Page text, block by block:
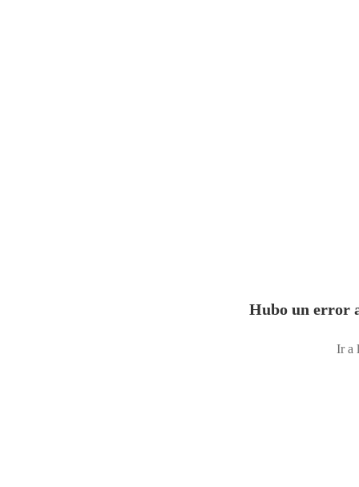
Hubo un error
Ir a